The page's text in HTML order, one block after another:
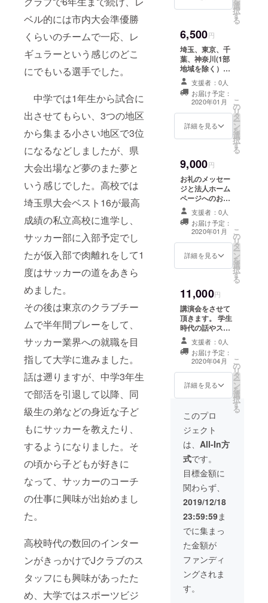
ベル的には市内大会準優勝
くらいのチームで一応、レ
ギュラーという感じのどこ
にでもいる選手でした。
中学では1年生から試合に
出させてもらい、3つの地区
から集まる小さい地区で3位
になるなどしましたが、県
大会出場など夢のまた夢と
いう感じでした。高校では
埼玉県大会ベスト16が最高
成績の私立高校に進学し、
サッカー部に入部予定でし
たが仮入部で肉離れをして1
度はサッカーの道をあきら
めました。
その後は東京のクラブチー
ムで半年間プレーをして、
サッカー業界への就職を目
指して大学に進みました。
話は遡りますが、中学3年生
で部活を引退して以降、同
級生の弟などの身近な子ど
もにサッカーを教えたり、
するようになりました。そ
の頃から子どもが好きに
なって、サッカーのコーチ
の仕事に興味が出始めまし
た。
高校時代の数回のインター
ンがきっかけでJクラブのス
タッフにも興味があったた
め、大学ではスポーツビジ
月）
エボルテ
サッカース
クール(2018
年4月-現在)
ライセン
ス、資格等
日本サッ
カー協会公
認ライセン
ス
スペイン
AFEN公認
サッカー指
導者ライセ
トール資格
取得
スペイン
AFEN公認
フットサル
指導者ライ
センスモニ
トール資格
取得
JADA公認
SBTメンタル
トレーナー
資格
JADA公認ス
ポーツ心理
士資格取得
一般社団法
人 日本能
力教育促進
※例、〇月〇日に
ので、宣伝に協
力してほしいな
ど
食店などの場
合、飲食代は割
勘とさせて頂き
ます。備考欄に
ご希望の場所や
日程、内容をご
記入ください。
選
択
す
る
6,500円
埼玉、東京、千
葉、神奈川(1部
地域を除く）で
保育園、幼稚園
～小学生のお子
さんにサッカー
の個人レッスン
(原則60分)をさ
せて頂きます。
生以上の方はご
相談ください。※
別途交通費を頂
きます。 個人
レッスン実績、
200回以上、50
人以上に個別指
導。Jリーグ下部
組織選手や市ト
レセン選出選手
など。場所や日
程は相談の上、
ます。人数は最
大2人までとさせ
て頂きます。
支援者：0人
お届け予定：
2020年01月
詳細を見る
こ
の
リ
タ
ー
ン
を
選
択
す
る
9,000円
お礼のメッセー
ジと法人ホーム
ページへのお名
前の掲載に加
え、 法人設立
ミーティングに
参加して 頂けま
す。場所は東京
都23区内になり
ます。参加は1回
役員候補が数名
参加します。
支援者：0人
お届け予定：
2020年01月
詳細を見る
こ
の
リ
タ
ー
ン
を
選
択
す
る
11,000円
講演会をさせて
頂きます。 学生
時代の話やス
クール開校後の
話をさせて頂き
ます。新卒で経
営者となった理
由や活動の軸、
これまで学んだ
しさせて頂きま
す。場所は埼
玉、東京、千
葉、神奈川 (一部
地域を除く）と
させて頂きま
す。※別途交通費
を頂きます。 講
演会実績：NPO
法人スポーツ業
「すごトーク」
講演 ご希望の方
はメッセージで
事前相談の上、
依頼内容などを
ご記載くださ
い。
支援者：0人
お届け予定：
2020年04月
詳細を見る
こ
の
リ
タ
ー
ン
を
選
択
す
る
このプロ
ジェクト
は、 All-In方
式です。
目標金額に
関わらず、
2019/12/18
23:59:59ま
でに集まっ
た金額が
ファンディ
ングされま
す。